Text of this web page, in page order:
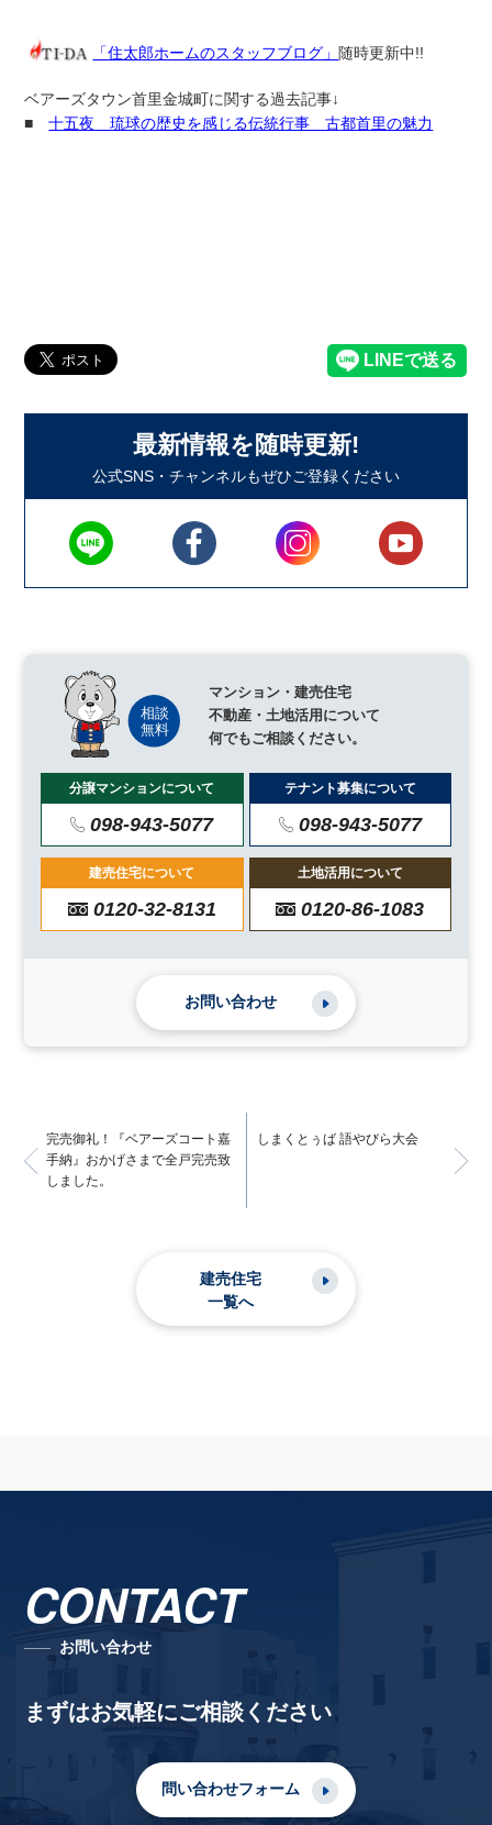
「住太郎ホームのスタッフブログ」 随時更新中!!
ベアーズタウン首里金城町に関する過去記事↓
■十五夜 琉球の歴史を感じる伝統行事 古都首里の魅力
最新情報を随時更新!
公式SNS・チャンネルもぜひご登録ください
マンション・建売住宅
不動産・土地活用について
何でもご相談ください。
分譲マンションについて
098-943-5077
テナント募集について
098-943-5077
建売住宅について
0120-32-8131
土地活用について
0120-86-1083
お問い合わせ
完売御礼！『ベアーズコート嘉
手納』おかげさまで全戸完売致
しました。
しまくとぅば 語やびら大会
建売住宅
一覧へ
CONTACT
お問い合わせ
まずはお気軽にご相談ください
問い合わせフォーム